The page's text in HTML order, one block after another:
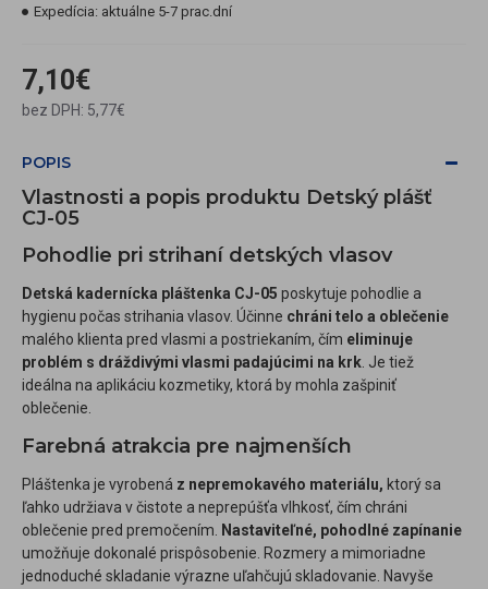
7,10€
bez DPH: 5,77€
Expedícia: aktuálne 5-7 prac.dní
POPIS
Vlastnosti a popis produktu Detský plášť
CJ-05
Pohodlie pri strihaní detských vlasov
Detská kadernícka pláštenka CJ-05 poskytuje pohodlie a
hygienu počas strihania vlasov. Účinne chráni telo a oblečenie
malého klienta pred vlasmi a postriekaním, čím eliminuje
problém s dráždivými vlasmi padajúcimi na krk . Je tiež
ideálna na aplikáciu kozmetiky, ktorá by mohla zašpiniť
oblečenie.
Farebná atrakcia pre najmenších
Pláštenka je vyrobená z nepremokavého materiálu, ktorý sa
ľahko udržiava v čistote a neprepúšťa vlhkosť, čím chráni
oblečenie pred premočením.
Nastaviteľné, pohodlné zapínanie
umožňuje dokonalé prispôsobenie. Rozmery a mimoriadne
jednoduché skladanie výrazne uľahčujú skladovanie. Navyše